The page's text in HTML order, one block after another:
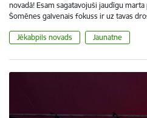
novadā! Esam sagatavojuši jaudīgu
Šomēnes galvenais fokuss ir uz tavas
Jēkabpils novads Jaunatne